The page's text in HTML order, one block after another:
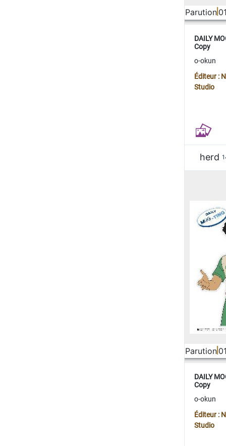
Parution
DAILY
Copy
o-okun
Éditeur :
Studio
herd
Parution
DAILY
Copy
o-okun
Éditeur :
Studio